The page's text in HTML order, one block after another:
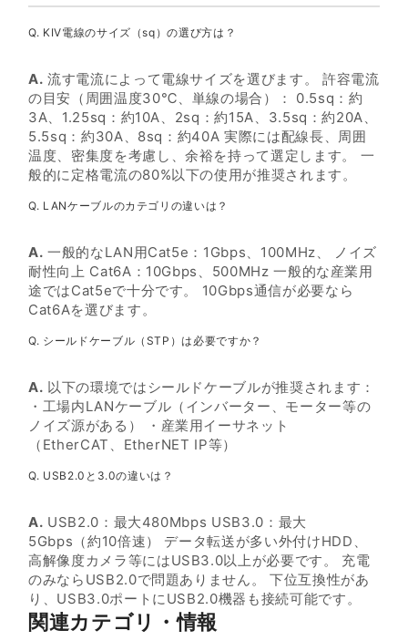
Q. KIV電線のサイズ（sq）の選び方は？
A. 流す電流によって電線サイズを選びます。 許容電流
の目安（周囲温度30℃、単線の場合）： 0.5sq：約
3A、1.25sq：約10A、2sq：約15A、3.5sq：約20A、
5.5sq：約30A、8sq：約40A 実際には配線長、周囲
温度、密集度を考慮し、余裕を持って選定します。 一
般的に定格電流の80%以下の使用が推奨されます。
Q. LANケーブルのカテゴリの違いは？
A. 一般的なLAN用Cat5e：1Gbps、100MHz、 ノイズ
耐性向上 Cat6A：10Gbps、500MHz 一般的な産業用
途ではCat5eで十分です。 10Gbps通信が必要なら
Cat6Aを選びます。
Q. シールドケーブル（STP）は必要ですか？
A. 以下の環境ではシールドケーブルが推奨されます：
・工場内LANケーブル（インバーター、モーター等の
ノイズ源がある） ・産業用イーサネット
（EtherCAT、EtherNET IP等）
Q. USB2.0と3.0の違いは？
A. USB2.0：最大480Mbps USB3.0：最大
5Gbps（約10倍速） データ転送が多い外付けHDD、
高解像度カメラ等にはUSB3.0以上が必要です。 充電
のみならUSB2.0で問題ありません。 下位互換性があ
り、USB3.0ポートにUSB2.0機器も接続可能です。
関連カテゴリ・情報